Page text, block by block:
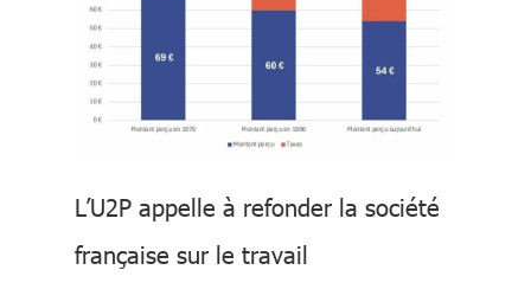
L’U2P appelle à refonder la société
française sur le travail